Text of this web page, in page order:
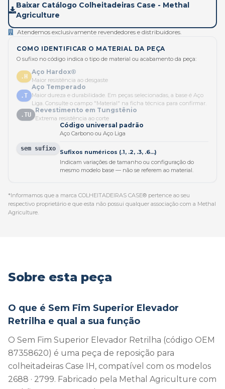
Baixar Catálogo Colheitadeiras Case - Methal
Agriculture
Atendemos exclusivamente revendedores e distribuidores.
COMO IDENTIFICAR O MATERIAL DA PEÇA
O sufixo no código indica o tipo de material ou acabamento da peça:
.H
Aço Hardox®
Maior resistência ao desgaste
.T
Aço Temperado
Maior dureza e durabilidade. Em peças selecionadas, a base é Aço
Liga. Consulte o campo "Material" na ficha técnica para confirmar.
.TU
Revestimento em Tungstênio
Extrema resistência ao corte
sem sufixo
Código universal padrão
Aço Carbono ou Aço Liga
Sufixos numéricos (.1, .2, .3, .6...)
Indicam variações de tamanho ou configuração do
mesmo modelo base — não se referem ao material.
*Informamos que a marca COLHEITADEIRAS CASE® pertence ao seu
respectivo proprietário e que esta não possui qualquer associação com a Methal
Agriculture.
Sobre esta peça
O que é Sem Fim Superior Elevador
Retrilha e qual a sua função
O Sem Fim Superior Elevador Retrilha (código OEM
87358620) é uma peça de reposição para
colheitadeiras Case IH, compatível com os modelos
2688 · 2799. Fabricado pela Methal Agriculture com